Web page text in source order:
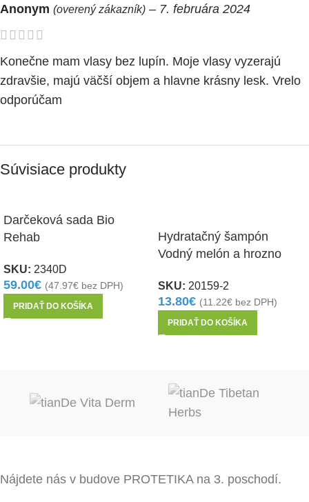
Anonym (overený zákazník) – 7. februára 2024
Konečne mam vlasy bez lupín. Moje vlasy vyzerajú
zdravšie, majú väčší objem a hlavne krásny lesk. Vrelo
odporúčam
Súvisiace produkty
Darčeková sada Bio
Rehab
SKU: 2340D
59.00€ (47.97€ bez DPH)
PRIDAŤ DO KOŠÍKA
Hydratačný šampón
Vodný melón a hrozno
SKU: 20159-2
13.80€ (11.22€ bez DPH)
PRIDAŤ DO KOŠÍKA
Nájdete nás v budove PROTETIKA na 3. poschodí.